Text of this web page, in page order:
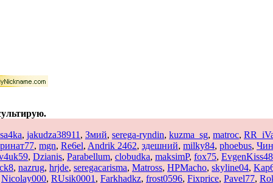
, jakudza38911 , Змий, serega-ryndin, kuzma_sg, matroc,
ринат77, mgn, Re6el, Andrik 2462, здешний, milky84, phoebus,
, Dzianis, Parabellum, clobudka, maksimP, fox75, EvgenKiss48
, nazrug, hrjde, seregacarisma, Matross, HPMacho, skyline04,
Nicolay000, RUsik0001 , Farkhadkz, frost0596, Fixprice, Pavel77,